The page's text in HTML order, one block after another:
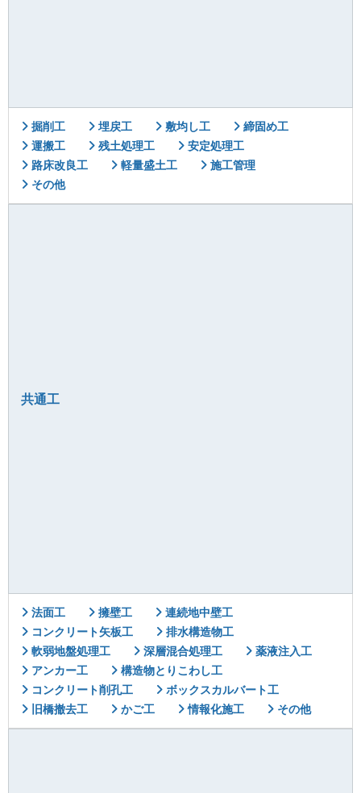
掘削工 埋戻工 敷均し工
締固め工
運搬工
残土処理工
安定処理工
路床改良工
軽量盛土工
施工管理
その他
共通工
法面工 擁壁工
連続地中壁工
コンクリート矢板工
排水構造物工
軟弱地盤処理工
深層混合処理工
薬液注入工
アンカー工
構造物とりこわし工
コンクリート削孔工
ボックスカルバート工
旧橋撤去工
かご工 情報化施工 その他